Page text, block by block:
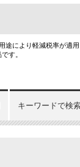
により軽減税率が適
す。
キーワードで検